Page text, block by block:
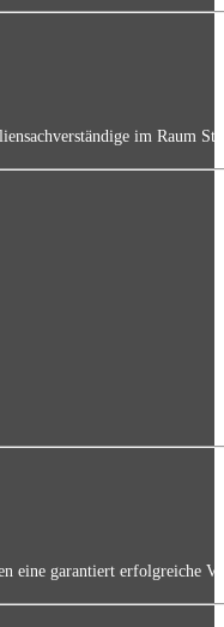
im Raum
eine garantiert erfolgreiche